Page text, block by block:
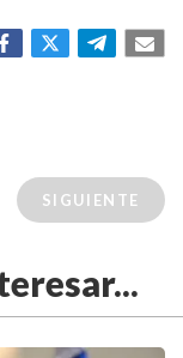
SIGUIENTE